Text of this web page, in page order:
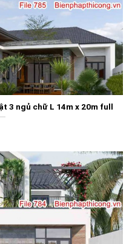
3 ngủ chữ L 14m x 20m full